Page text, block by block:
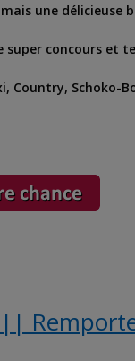
une délicieuse
super concours et
Country,